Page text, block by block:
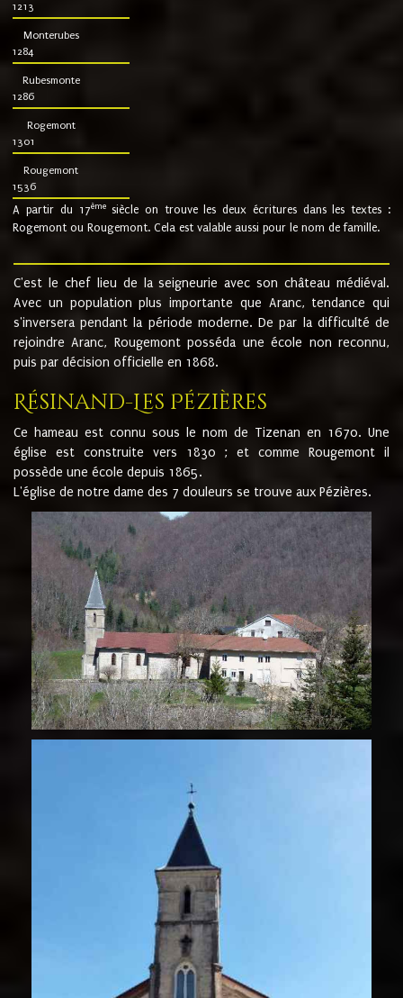
1213
Monterubes
1284
Rubesmonte
1286
Rogemont
1301
Rougemont
1536
A partir du 17ème siècle on trouve les deux écritures dans les textes :
Rogemont ou Rougemont. Cela est valable aussi pour le nom de famille.
C'est le chef lieu de la seigneurie avec son château médiéval.
Avec un population plus importante que Aranc, tendance qui
s'inversera pendant la période moderne. De par la difficulté de
rejoindre Aranc, Rougemont posséda une école non reconnu,
puis par décision officielle en 1868.
Résinand-Les Pézières
Ce hameau est connu sous le nom de Tizenan en 1670. Une
église est construite vers 1830 ; et comme Rougemont il
possède une école depuis 1865.
L'église de notre dame des 7 douleurs se trouve aux Pézières.